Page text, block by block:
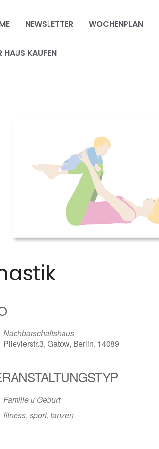
NEWSLETTER WOCHENPLAN
HAUS KAUFEN
Nachbarschaftshaus
Plievierstr.3, Gatow, Berlin, 14089
Familie u Geburt
fitness,sport, tanzen